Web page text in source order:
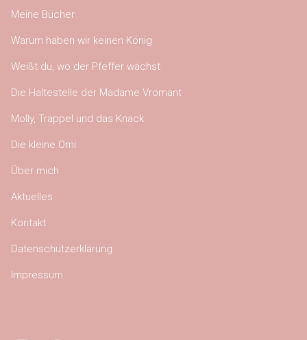
Meine Bücher
Warum haben wir keinen König
Weißt du, wo der Pfeffer wächst
Die Haltestelle der Madame Vromant
Molly, Trappel und das Knack
Die kleine Omi
Über mich
Aktuelles
Kontakt
Datenschutzerklärung
Impressum